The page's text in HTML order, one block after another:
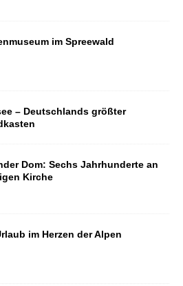
im Spreewald
– Deutschlands größter
Dom: Sechs Jahrhunderte an
Kirche
im Herzen der Alpen